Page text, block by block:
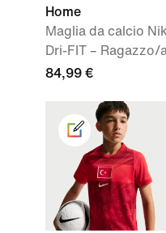
Home
Maglia da calcio
Dri-FIT – Ragazzo/
84,99 €